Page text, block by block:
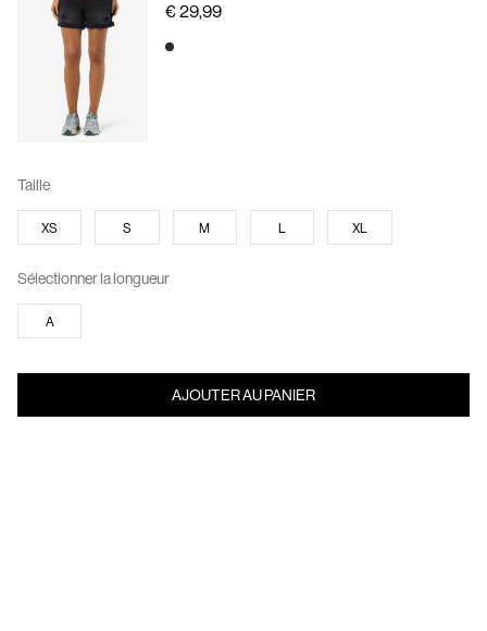
€ 29,99
Taille
XS S M L XL
Sélectionner la longueur
A
AJOUTER AU PANIER